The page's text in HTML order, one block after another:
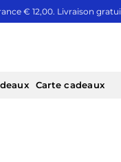
€ 12,00. Livraison
Carte cadeaux